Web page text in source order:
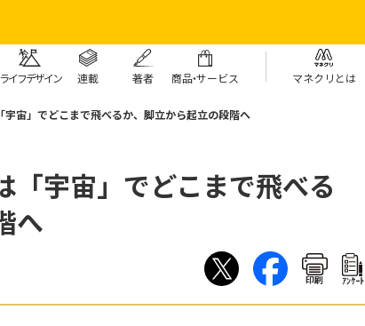
ライフデザイン 連載 著者 商品・サービス マネクリとは
宇宙」でどこまで飛べるか、脚立から起立の段階へ
「宇宙」でどこまで飛べる
へ
印刷 ｱﾝｹｰﾄ